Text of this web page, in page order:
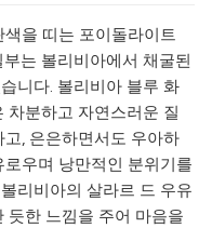
을 띠는 포이돌라이트
는 볼리비아에서 채굴된
니다. 볼리비아 블루 화
차분하고 자연스러운 질
, 은은하면서도 우아하
우며 낭만적인 분위기를
리비아의 살라르 드 우유
듯한 느낌을 주어 마음을